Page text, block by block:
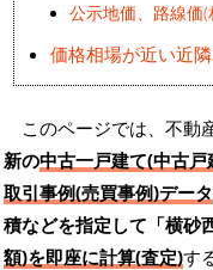
公示地価、路線価
価格相場が近い近
このページでは、不動
新の中古一戸建て(中古
取引事例(売買事例)データ
積などを指定して「横砂
額)を即座に計算(査定)す